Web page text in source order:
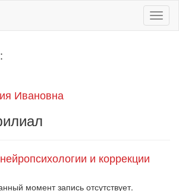
Ивановна
и коррекции
момент запись отсутствует.